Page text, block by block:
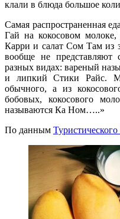
клали в блюда большое
Самая распространенная
Гай на кокосовом
Карри и салат Сом Там из
вообще не
разных видах: вареный
и липкий Стики Райс.
обычного, а из
бобовых, кокосового
называются Ка Ном…..»
По данным